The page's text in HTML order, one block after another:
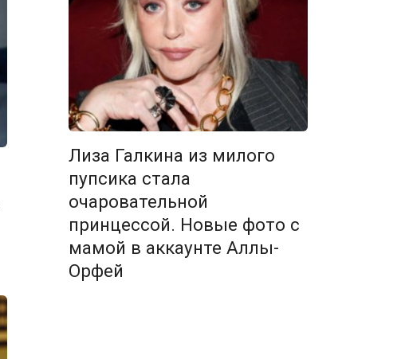
Лиза Галкина из милого
пупсика стала
очаровательной
принцессой. Новые фото с
мамой в аккаунте Аллы-
Орфей